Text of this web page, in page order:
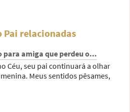
Pai relacionadas
para amiga que perdeu o...
Céu, seu pai continuará a olhar
Meus sentidos pêsames,